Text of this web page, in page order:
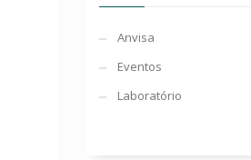
Anvisa
Eventos
Laboratório